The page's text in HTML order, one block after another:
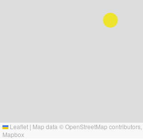
Leaflet | Map data ©OpenStreetMap contributors,
Mapbox